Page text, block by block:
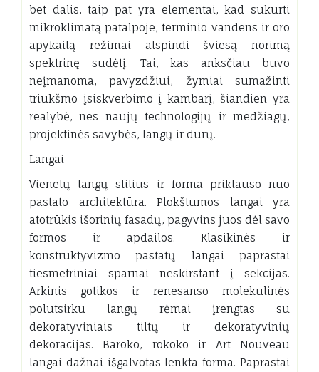
bet dalis, taip pat yra elementai, kad sukurti
mikroklimatą patalpoje, terminio vandens ir oro
apykaitą režimai atspindi šviesą norimą
spektrinę sudėtį. Tai, kas anksčiau buvo
neįmanoma, pavyzdžiui, žymiai sumažinti
triukšmo įsiskverbimo į kambarį, šiandien yra
realybė, nes naujų technologijų ir medžiagų,
projektinės savybės, langų ir durų.
Langai
Vienetų langų stilius ir forma priklauso nuo
pastato architektūra. Plokštumos langai yra
atotrūkis išorinių fasadų, pagyvins juos dėl savo
formos ir apdailos. Klasikinės ir
konstruktyvizmo pastatų langai paprastai
tiesmetriniai sparnai neskirstant į sekcijas.
Arkinis gotikos ir renesanso molekulinės
polutsirku langų rėmai įrengtas su
dekoratyviniais tiltų ir dekoratyvinių
dekoracijas. Baroko, rokoko ir Art Nouveau
langai dažnai išgalvotas lenkta forma. Paprastai